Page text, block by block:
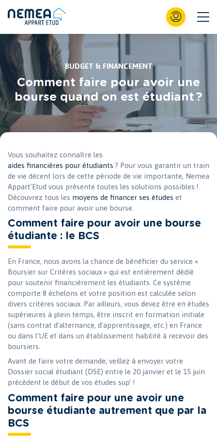
BUDGET & FINANCEMENT
Comment faire pour avoir une
bourse quand on est étudiant ?
Vous souhaitez connaître les
aides financières pour étudiants ? Pour vous garantir un train
de vie décent lors de cette période de vie importante, Nemea
Appart’Etud vous présente toutes les solutions possibles !
Découvrez tous les moyens de financer ses études et
comment faire pour avoir une bourse.
Comment faire pour avoir une bourse
étudiante : le BCS
En France, nous avons la chance de bénéficier du service «
Boursier sur Critères sociaux » qui est entièrement dédié
pour soutenir financièrement les étudiants. Ce système
comporte 8 échelons et votre position est calculée selon
divers critères sociaux. Par ailleurs, vous devez être en études
supérieures à plein temps, être inscrit en formation initiale
(sans contrat d’alternance, d’apprentissage, etc.) en France
ou dans l’UE et dans un établissement habilité à recevoir des
boursiers.
Avant de faire votre demande, veillez à envoyer votre
Dossier social étudiant (DSE) entre le 20 janvier et le 15 juin
précédent le début de vos études sup’ !
Comment faire pour une avoir une
bourse étudiante autrement que par la
BCS